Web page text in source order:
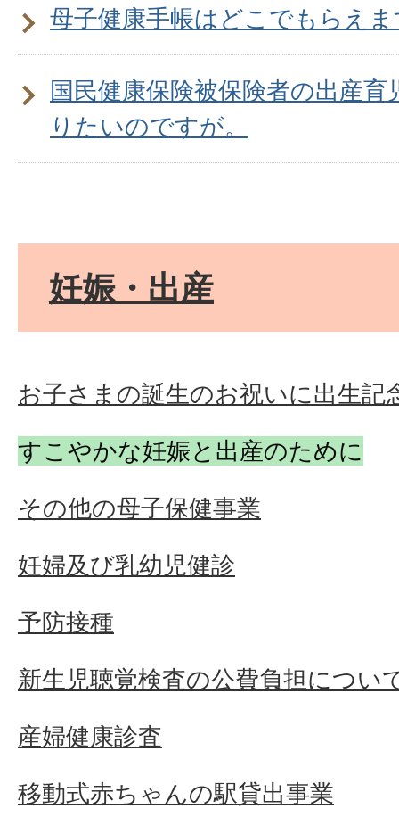
母子健康手帳はどこでもらえ
国民健康保険被保険者の出産
りたいのですが。
妊娠・出産
お子さまの誕生のお祝いに出生記
すこやかな妊娠と出産のために
その他の母子保健事業
妊婦及び乳幼児健診
予防接種
新生児聴覚検査の公費負担につい
産婦健康診査
移動式赤ちゃんの駅貸出事業